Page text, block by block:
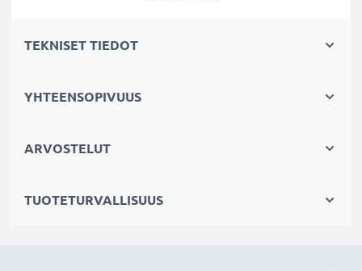
täydellinen istuvuus – Helppo vaihtaa ja sopii
suorituskyvyn ja pidemmän akun käyttöiän
nopeaan toimitukseen ja 3 vuoden takuun kanssa!
TEKNISET TIEDOT
YHTEENSOPIVUUS
ARVOSTELUT
TUOTETURVALLISUUS